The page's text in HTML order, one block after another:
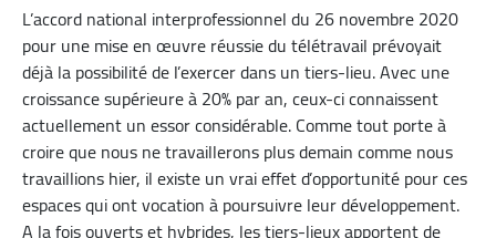
L’accord national interprofessionnel du 26 novembre 2020
pour une mise en œuvre réussie du télétravail prévoyait
déjà la possibilité de l’exercer dans un tiers-lieu. Avec une
croissance supérieure à 20% par an, ceux-ci connaissent
actuellement un essor considérable. Comme tout porte à
croire que nous ne travaillerons plus demain comme nous
travaillions hier, il existe un vrai effet d’opportunité pour ces
espaces qui ont vocation à poursuivre leur développement.
A la fois ouverts et hybrides, les tiers-lieux apportent de